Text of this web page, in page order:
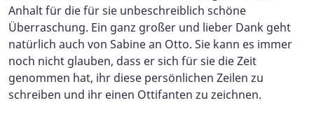
Anhalt für die für sie unbeschreiblich schöne
Überraschung. Ein ganz großer und lieber Dank geht
natürlich auch von Sabine an Otto. Sie kann es immer
noch nicht glauben, dass er sich für sie die Zeit
genommen hat, ihr diese persönlichen Zeilen zu
schreiben und ihr einen Ottifanten zu zeichnen.